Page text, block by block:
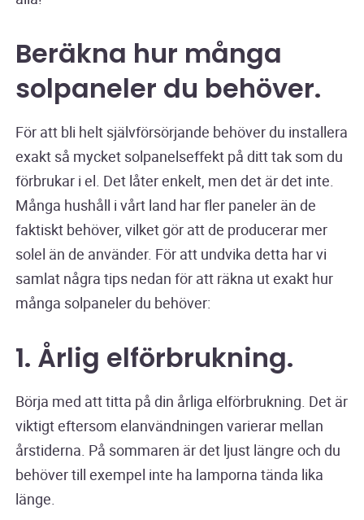
Beräkna hur många
solpaneler du behöver.
För att bli helt självförsörjande behöver du installera
exakt så mycket solpanelseffekt på ditt tak som du
förbrukar i el. Det låter enkelt, men det är det inte.
Många hushåll i vårt land har fler paneler än de
faktiskt behöver, vilket gör att de producerar mer
solel än de använder. För att undvika detta har vi
samlat några tips nedan för att räkna ut exakt hur
många solpaneler du behöver:
1. Årlig elförbrukning.
Börja med att titta på din årliga elförbrukning. Det är
viktigt eftersom elanvändningen varierar mellan
årstiderna. På sommaren är det ljust längre och du
behöver till exempel inte ha lamporna tända lika
länge.